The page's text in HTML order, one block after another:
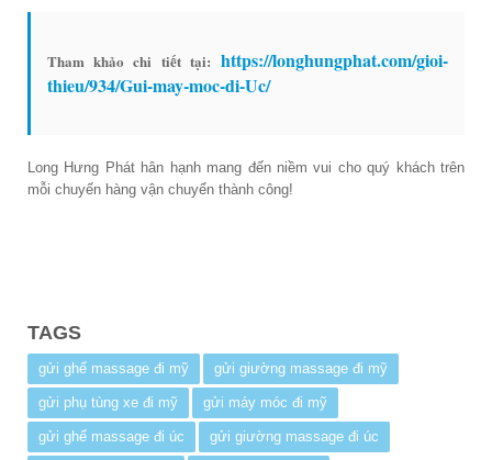
Tham khảo chi tiết tại: https://longhungphat.com/gioi-
thieu/934/Gui-may-moc-di-Uc/
Long Hưng Phát hân hạnh mang đến niềm vui cho quý khách trên
mỗi chuyến hàng vận chuyển thành công!
TAGS
gửi ghế massage đi mỹ gửi giường massage đi mỹ
gửi phụ tùng xe đi mỹ gửi máy móc đi mỹ
gửi ghế massage đi úc gửi giường massage đi úc